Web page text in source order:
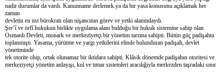
nadir durumlar da vardı. Kanunname derlemek ya da bir yasa konusunu açıklamak her
zaman
devletin en üst bürokratı olan nişancının görev ve yetki alanındaydı.
Şer’î ve örfî hukukun birlikte uygulama alanı bulduğu bir hukuk sistemine sahip olan
Osmanlı Devleti, monark ve merkeziyetçi bir yönetim tarzına sahipti. Bütün güç padişahta
toplanmıştı. Yasama, yürütme ve yargı yetkilerini elinde bulunduran padişah, devlet
yönetiminde
tek otorite olup, ortak olunamaz bir iktidara sahipti. Klâsik dönemde padişahın otoritesi ve
merkeziyetçi yönetim anlayışı, kul ve tımar sistemleri aracılığıyla merkezden taşradaki sınır